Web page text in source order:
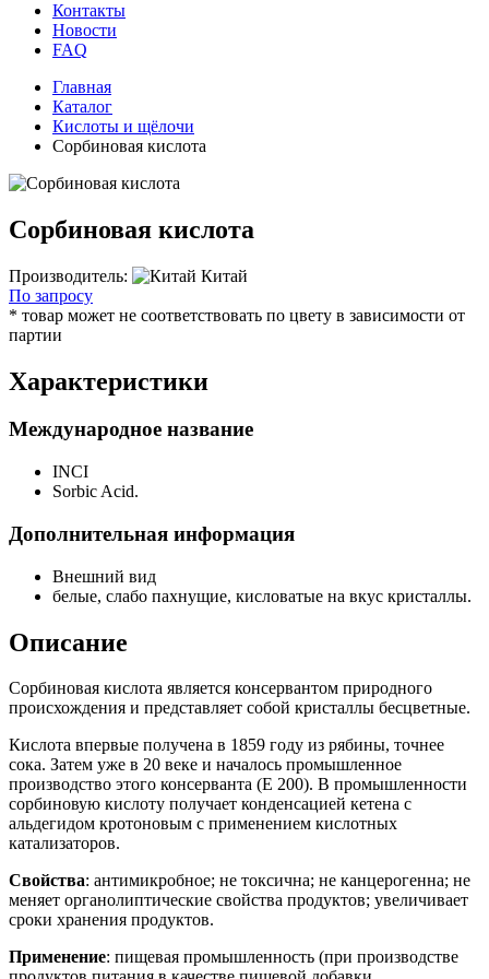
Контакты
Новости
FAQ
Главная
Каталог
Кислоты и щёлочи
Сорбиновая кислота
Сорбиновая кислота
Производитель:
Китай
По запросу
* товар может не соответствовать по цвету в зависимости от
партии
Характеристики
Международное название
INCI
Sorbic Acid.
Дополнительная информация
Внешний вид
белые, слабо пахнущие, кисловатые на вкус кристаллы.
Описание
Сорбиновая кислота является консервантом природного
происхождения и представляет собой кристаллы бесцветные.
Кислота впервые получена в 1859 году из рябины, точнее
сока. Затем уже в 20 веке и началось промышленное
производство этого консерванта (Е 200). В промышленности
сорбиновую кислоту получает конденсацией кетена с
альдегидом кротоновым с применением кислотных
катализаторов.
Свойства: антимикробное; не токсична; не канцерогенна; не
меняет органолиптические свойства продуктов; увеличивает
сроки хранения продуктов.
Применение: пищевая промышленность (при производстве